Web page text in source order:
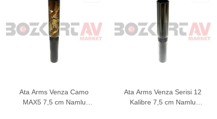
Ata Arms Venza Camo
MAX5 7,5 cm Namlu
Ata Arms Venza Serisi 12
Kalibre 7,5 cm Namlu